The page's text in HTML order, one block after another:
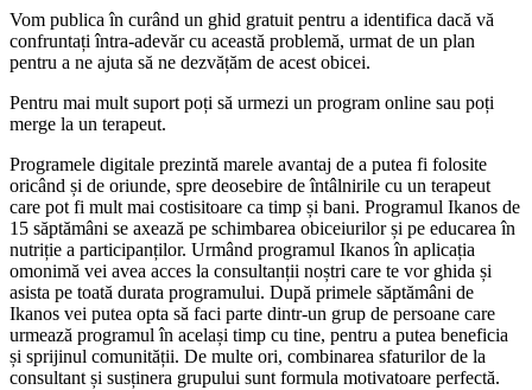
Vom publica în curând un ghid gratuit pentru a identifica dacă vă
confruntați întra-adevăr cu această problemă, urmat de un plan
pentru a ne ajuta să ne dezvățăm de acest obicei.
Pentru mai mult suport poți să urmezi un program online sau poți
merge la un terapeut.
Programele digitale prezintă marele avantaj de a putea fi folosite
oricând și de oriunde, spre deosebire de întâlnirile cu un terapeut
care pot fi mult mai costisitoare ca timp și bani. Programul Ikanos de
15 săptămâni se axează pe schimbarea obiceiurilor și pe educarea în
nutriție a participanților. Urmând programul Ikanos în aplicația
omonimă vei avea acces la consultanții noștri care te vor ghida și
asista pe toată durata programului. După primele săptămâni de
Ikanos vei putea opta să faci parte dintr-un grup de persoane care
urmează programul în același timp cu tine, pentru a putea beneficia
și sprijinul comunității. De multe ori, combinarea sfaturilor de la
consultant și susținera grupului sunt formula motivatoare perfectă.